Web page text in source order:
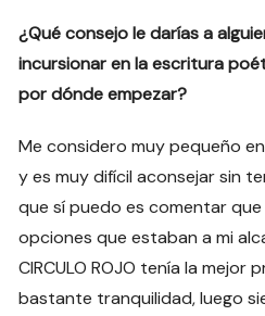
¿Qué consejo le darías a
incursionar en la escritura
por dónde empezar?
Me considero muy pequeño
y es muy difícil aconsejar sin
que sí puedo es comentar
opciones que estaban a mi
CIRCULO ROJO tenía la mejor
bastante tranquilidad, luego